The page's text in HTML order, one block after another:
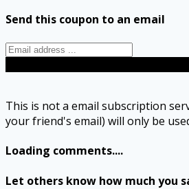
Send this coupon to an email
This is not a email subscription
your friend's email) will only be
Loading comments....
Let others know how much you